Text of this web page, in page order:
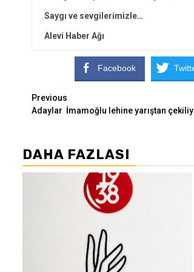
Saygı ve sevgilerimizle…
Alevi Haber Ağı
Facebook
Continue
Reading
Previous
Adaylar İmamoğlu lehine yarıştan
DAHA FAZLASI